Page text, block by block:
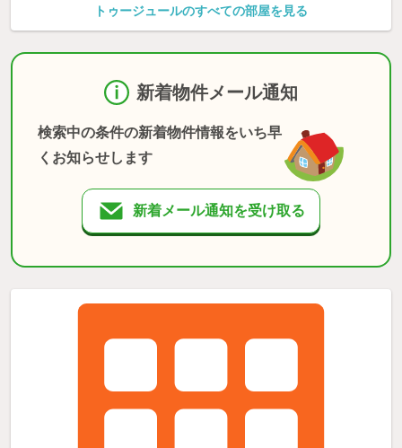
トゥージュールのすべての部屋を見る
新着物件メール通知
検索中の条件の新着物件情報をいち早
くお知らせします
新着メール通知を受け取る